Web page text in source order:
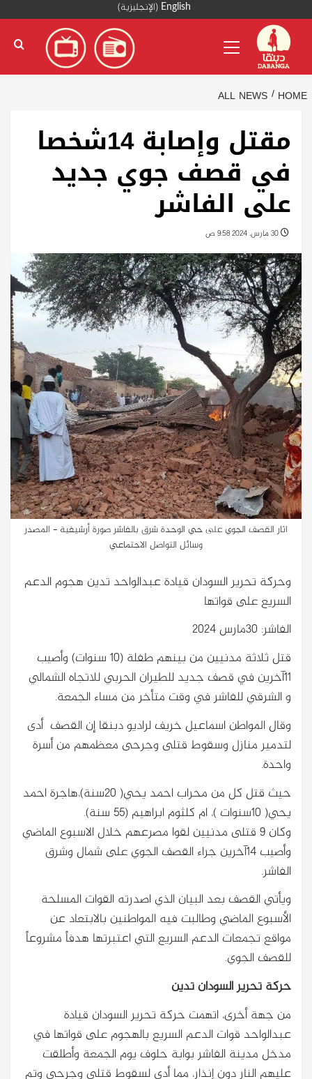
content
English
(الإنجليزية)
Menu
HOME
ALL NEWS
مقتل وإصابة 14شخصا
في قصف جوي جديد
على الفاشر
اثار القصف الجوي على حي الوحدة شرق بالفاشر صورة أرشيفية - المصدر
وسائل التواصل الاجتماعي
وحركة تحرير السودان قيادة عبدالواحد تدين هجوم الدعم
السريع على قواتها
الفاشر: 30مارس 2024
قتل ثلاثة مدنيين من بينهم طفلة (10 سنوات) وأصيب
11آخرين في قصف جديد للطيران الحربي للاتجاه الشمالي
و الشرقي للفاشر في وقت متأخر من مساء الجمعة.
وقال المواطن اسماعيل خريف لراديو دبنقا إن القصف أدى
لتدمير منازل وسقوط قتلى وجرحى معظمهم من أسرة
واحدة.
حيث قتل كل من محراب احمد يحي( 20سنة)،هاجرة احمد
يحي( 10سنوات )، ام كلثوم ابراهيم (55 سنة).
وكان 9 قتلى مدنيين لقوا مصرعهم خلال الاسبوع الماضي
وأصيب 14آخرين جراء القصف الجوي على شمال وشرق
الفاشر.
ويأتي القصف بعد البيان الذي اصدرته القوات المسلحة
الأسبوع الماضي وطالبت فيه المواطنين بالابتعاد عن
مواقع تجمعات الدعم السريع التي اعتبرتها هدفاً مشروعاً
للقصف الجوي.
حركة تحرير السودان تدين
من جهة أخرى، اتهمت حركة تحرير السودان قيادة
عبدالواحد قوات الدعم السريع بالهجوم على قواتها في
مدخل مدينة الفاشر بوابة حلوف يوم الجمعة وأطلقت
عليهم النار دون إنذار، مما أدى لسقوط قتلى وجرحى وتم